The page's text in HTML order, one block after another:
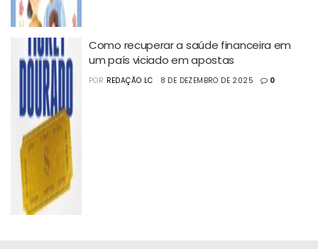
Como recuperar a saúde financeira em
um país viciado em apostas
POR REDAÇÃO LC 8 DE DEZEMBRO DE 2025 0